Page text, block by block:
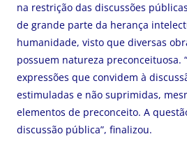
na restrição das discussões
de grande parte da herança
humanidade, visto que diversas
possuem natureza preconceituosa.
expressões que convidem à
estimuladas e não suprimidas,
elementos de preconceito. A
discussão pública”, finalizou.